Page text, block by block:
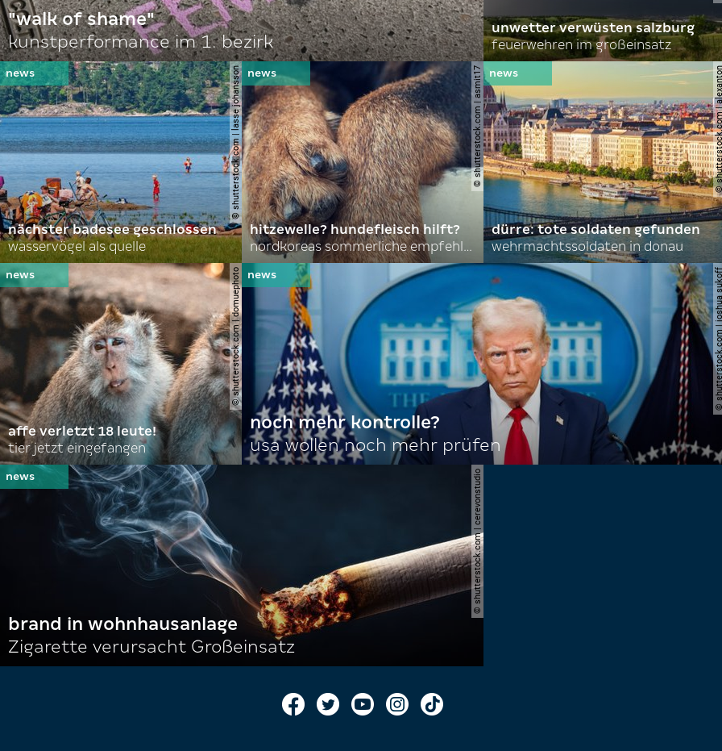
"walk of shame"
kunstperformance im 1. bezirk
unwetter verwüsten salzburg
feuerwehren im großeinsatz
© shutterstock.com | lasse johansson
nächster badesee geschlossen
wasservögel als quelle
© shutterstock.com | asmit17
hitzewelle? hundefleisch hilft?
nordkoreas sommerliche empfehlungen
©
dürre: tote soldaten gefunden
wehrmachtssoldaten in donau
© shutterstock.com | domuephoto
affe verletzt 18 leute!
tier jetzt eingefangen
©
noch mehr kontrolle?
usa wollen noch mehr prüfen
© shutterstock.com | cerevonstudio
brand in wohnhausanlage
Zigarette verursacht Großeinsatz